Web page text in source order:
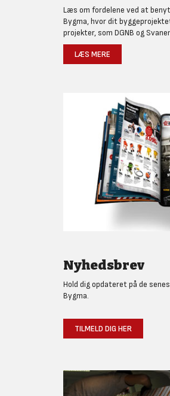
Læs om fordelene ved at
Bygma, hvor dit
projekter, som DGNB og
LÆS MERE
Nyhedsbrev
Hold dig opdateret på de
Bygma.
TILMELD DIG HER